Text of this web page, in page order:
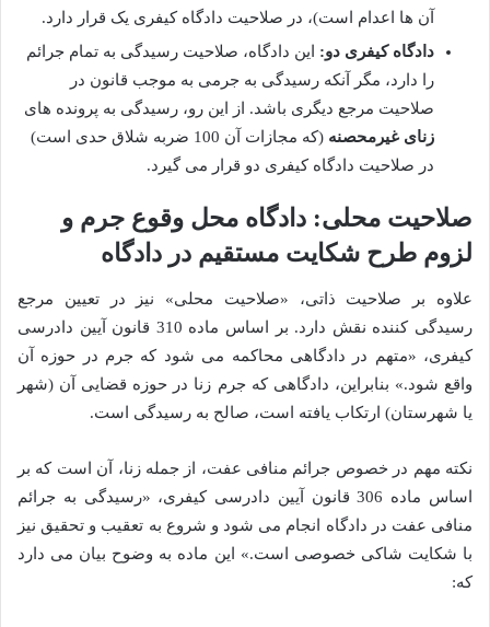
آن ها اعدام است)، در صلاحیت دادگاه کیفری یک قرار دارد.
دادگاه کیفری دو: این دادگاه، صلاحیت رسیدگی به تمام جرائم
را دارد، مگر آنکه رسیدگی به جرمی به موجب قانون در
صلاحیت مرجع دیگری باشد. از این رو، رسیدگی به پرونده های
زنای غیرمحصنه
(که مجازات آن 100 ضربه شلاق حدی است)
در صلاحیت دادگاه کیفری دو قرار می گیرد.
صلاحیت محلی: دادگاه محل وقوع جرم و
لزوم طرح شکایت مستقیم در دادگاه
علاوه بر صلاحیت ذاتی، «صلاحیت محلی» نیز در تعیین مرجع
رسیدگی کننده نقش دارد. بر اساس ماده 310 قانون آیین دادرسی
کیفری، «متهم در دادگاهی محاکمه می شود که جرم در حوزه آن
واقع شود.» بنابراین، دادگاهی که جرم زنا در حوزه قضایی آن (شهر
یا شهرستان) ارتکاب یافته است، صالح به رسیدگی است.
نکته مهم در خصوص جرائم منافی عفت، از جمله زنا، آن است که بر
اساس ماده 306 قانون آیین دادرسی کیفری، «رسیدگی به جرائم
منافی عفت در دادگاه انجام می شود و شروع به تعقیب و تحقیق نیز
با شکایت شاکی خصوصی است.» این ماده به وضوح بیان می دارد
که: